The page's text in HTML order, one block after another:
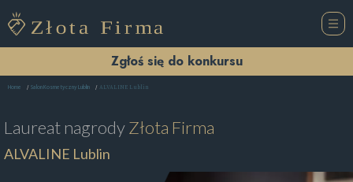
Zgłoś się do konkursu
Home Salon Kosmetyczny Lublin ALVALINE Lublin
Laureat nagrodyZłota Firma
ALVALINE Lublin